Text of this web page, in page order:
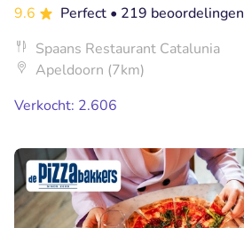
9.6
Perfect • 219 beoordelingen
Spaans Restaurant Catalunia
Apeldoorn (7km)
Verkocht: 2.606